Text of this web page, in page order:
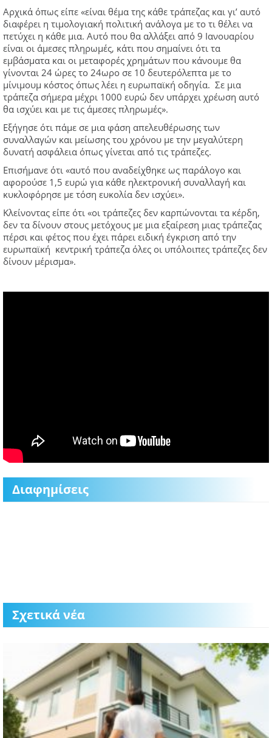
Αρχικά όπως είπε «είναι θέμα της κάθε τράπεζας και γι’ αυτό
διαφέρει η τιμολογιακή πολιτική ανάλογα με το τι θέλει να
πετύχει η κάθε μια. Αυτό που θα αλλάξει από 9 Ιανουαρίου
είναι οι άμεσες πληρωμές, κάτι που σημαίνει ότι τα
εμβάσματα και οι μεταφορές χρημάτων που κάνουμε θα
γίνονται 24 ώρες το 24ωρο σε 10 δευτερόλεπτα με το
μίνιμουμ κόστος όπως λέει η ευρωπαϊκή οδηγία. Σε μια
τράπεζα σήμερα μέχρι 1000 ευρώ δεν υπάρχει χρέωση αυτό
θα ισχύει και με τις άμεσες πληρωμές».
Εξήγησε ότι πάμε σε μια φάση απελευθέρωσης των
συναλλαγών και μείωσης του χρόνου με την μεγαλύτερη
δυνατή ασφάλεια όπως γίνεται από τις τράπεζες.
Επισήμανε ότι «αυτό που αναδείχθηκε ως παράλογο και
αφορούσε 1,5 ευρώ για κάθε ηλεκτρονική συναλλαγή και
κυκλοφόρησε με τόση ευκολία δεν ισχύει».
Κλείνοντας είπε ότι «οι τράπεζες δεν καρπώνονται τα κέρδη,
δεν τα δίνουν στους μετόχους με μια εξαίρεση μιας τράπεζας
πέρσι και φέτος που έχει πάρει ειδική έγκριση από την
ευρωπαϊκή κεντρική τράπεζα όλες οι υπόλοιπες τράπεζες δεν
δίνουν μέρισμα».
Διαφημίσεις
Σχετικά νέα